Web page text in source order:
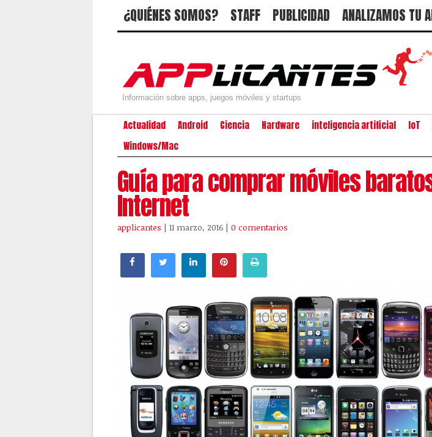
¿QUIÉNES SOMOS? STAFF PUBLICIDAD ANALIZAMOS TU
Información sobre apps, juegos móviles y startups
Actualidad Android Ciencia Hardware inteligencia artificial IoT
Windows/Mac
Guía para comprar móviles
Internet
applicantes | 11 marzo, 2016 | 0 comentarios